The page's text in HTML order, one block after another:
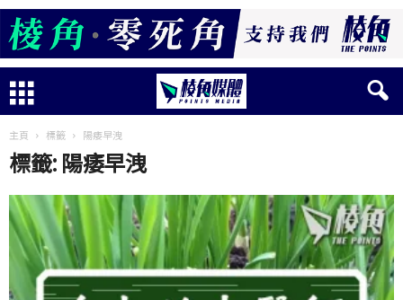
主頁 標籤 陽痿早洩
標籤: 陽痿早洩